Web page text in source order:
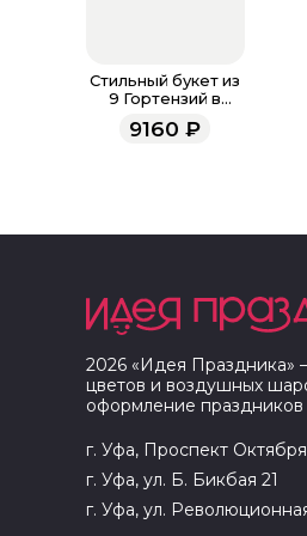
Стильный букет из
9 Гортензий в
Фоамиране
9160 ₽
2026 «Идея Праздника»
цветов и воздушных
оформление праздников
г. Уфа, Проспект Октября
г. Уфа, ул. Б. Бикбая 21
г. Уфа, ул.